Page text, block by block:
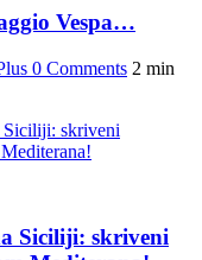
Vespa…
0 Comments 2 min
Siciliji: skriveni